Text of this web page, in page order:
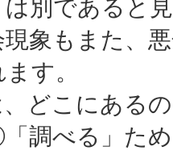
別であると
象もまた、
す。
どこにある
調べる」た